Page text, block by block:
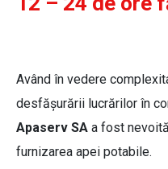
Având în vedere
desfășurării lucrărilor în
Apaserv SA a fost
furnizarea apei potabile.